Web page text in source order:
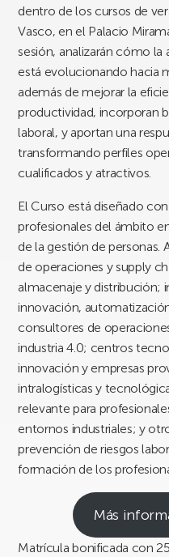
dentro de los cursos de
Vasco, en el Palacio
sesión, analizarán cómo
está evolucionando hacia
además de mejorar la
productividad, incorporan
laboral, y aportan una
transformando perfiles
cualificados y atractivos.
El Curso está diseñado
profesionales del ámbito
de la gestión de personas.
de operaciones y supply
almacenaje y distribución;
innovación,
consultores de
industria 4.0; centros
innovación y empresas
intralogísticas y
relevante para
entornos industriales; y
prevención de riesgos
formación de los
Más
Matrícula bonificada con